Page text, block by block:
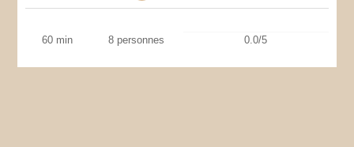
60 min 8 personnes 0.0/5